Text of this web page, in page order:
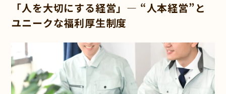
「人を大切にする経営」― “人本経営”と
ユニークな福利厚生制度